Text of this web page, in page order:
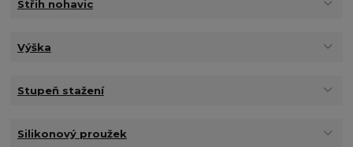
Střih nohavic
Výška
Stupeň stažení
Silikonový proužek